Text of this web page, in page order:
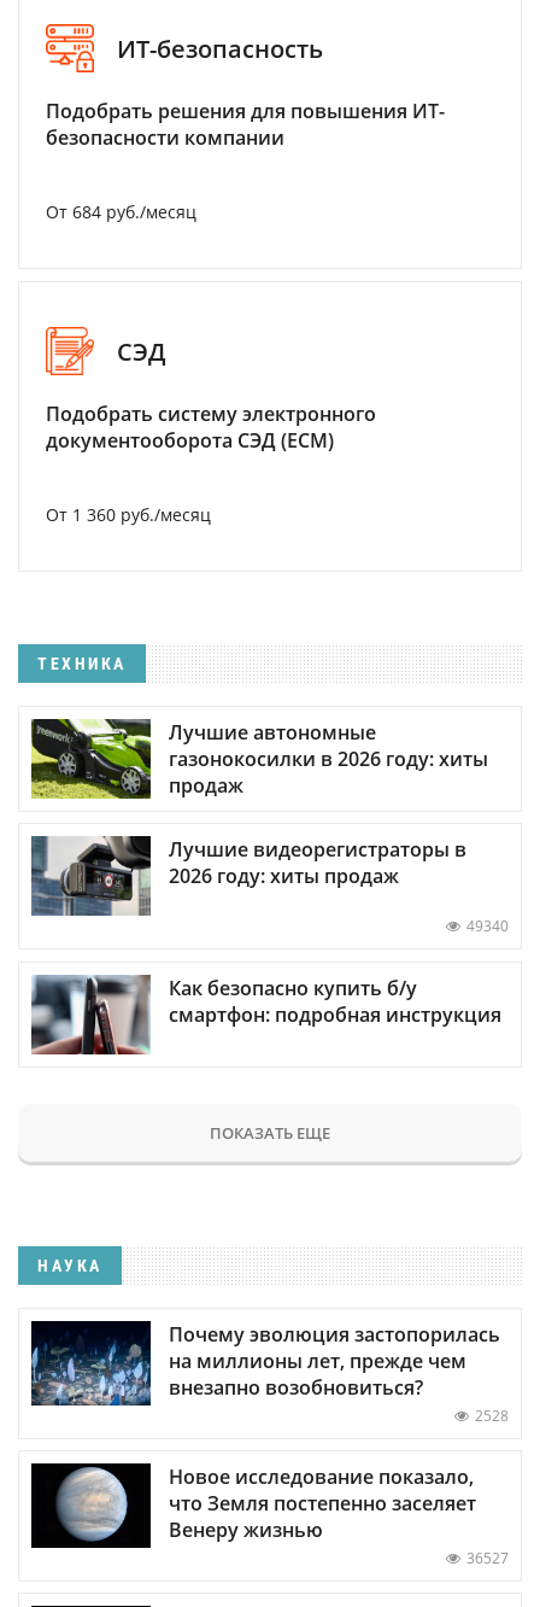
ИТ-безопасность
Подобрать решения для повышения ИТ-
безопасности компании
От 684 руб./месяц
СЭД
Подобрать систему электронного
документооборота СЭД (ECM)
От 1 360 руб./месяц
ТЕХНИКА
Лучшие автономные
газонокосилки в 2026 году: хиты
продаж
Лучшие видеорегистраторы в
2026 году: хиты продаж
49340
Как безопасно купить б/у
смартфон: подробная инструкция
ПОКАЗАТЬ ЕЩЕ
НАУКА
Почему эволюция застопорилась
на миллионы лет, прежде чем
внезапно возобновиться?
2528
Новое исследование показало,
что Земля постепенно заселяет
Венеру жизнью
36527